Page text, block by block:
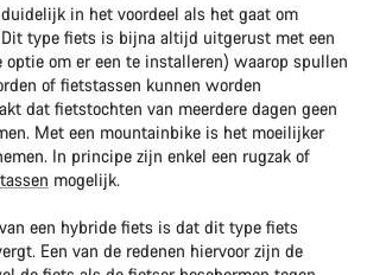
in het voordeel als het gaat om
Dit type fiets is bijna altijd uitgerust met een
om er een te installeren) waarop spullen
of fietstassen kunnen worden
dat fietstochten van meerdere dagen geen
Met een mountainbike is het moeilijker
In principe zijn enkel een rugzak of
mogelijk.
een hybride fiets is dat dit type fiets
Een van de redenen hiervoor zijn de